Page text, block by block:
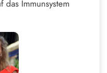
Immunsystem